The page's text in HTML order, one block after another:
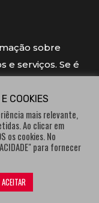
sobre
e serviços. Se é
Produto do
por
COOKIES
mais relevante,
Ao clicar em
os cookies. No
para fornecer
ACEITAR